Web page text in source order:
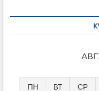
ПН ВТ СР